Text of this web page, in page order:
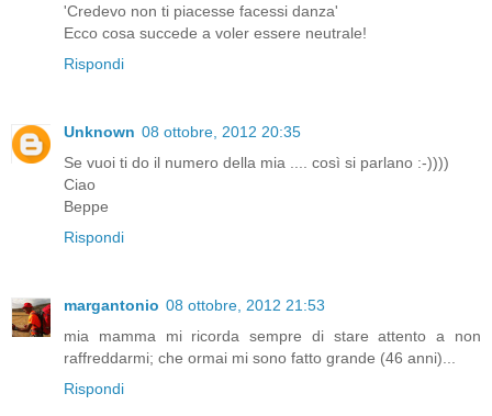
'Credevo non ti piacesse facessi danza'
Ecco cosa succede a voler essere neutrale!
Rispondi
Unknown 08 ottobre, 2012 20:35
Se vuoi ti do il numero della mia .... così si parlano :-))))
Ciao
Beppe
Rispondi
margantonio 08 ottobre, 2012 21:53
mia mamma mi ricorda sempre di stare attento a non
raffreddarmi; che ormai mi sono fatto grande (46 anni)...
Rispondi